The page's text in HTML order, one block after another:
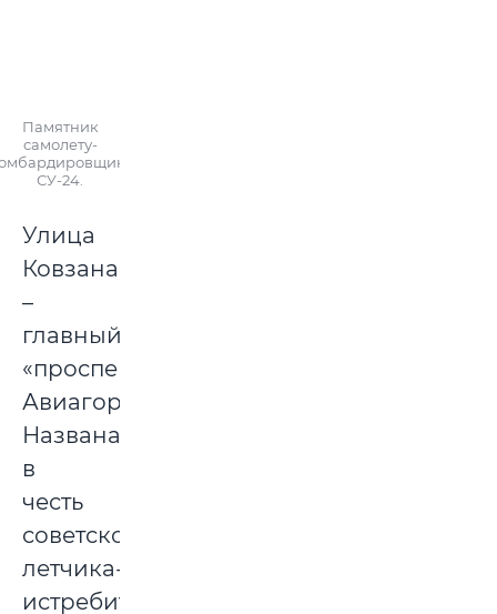
Памятник
самолету-
СУ-24.
Улица
Ковзана
–
главный
«проспект»
Авиагородка.
Названа
в
честь
советского
летчика-
истребителя